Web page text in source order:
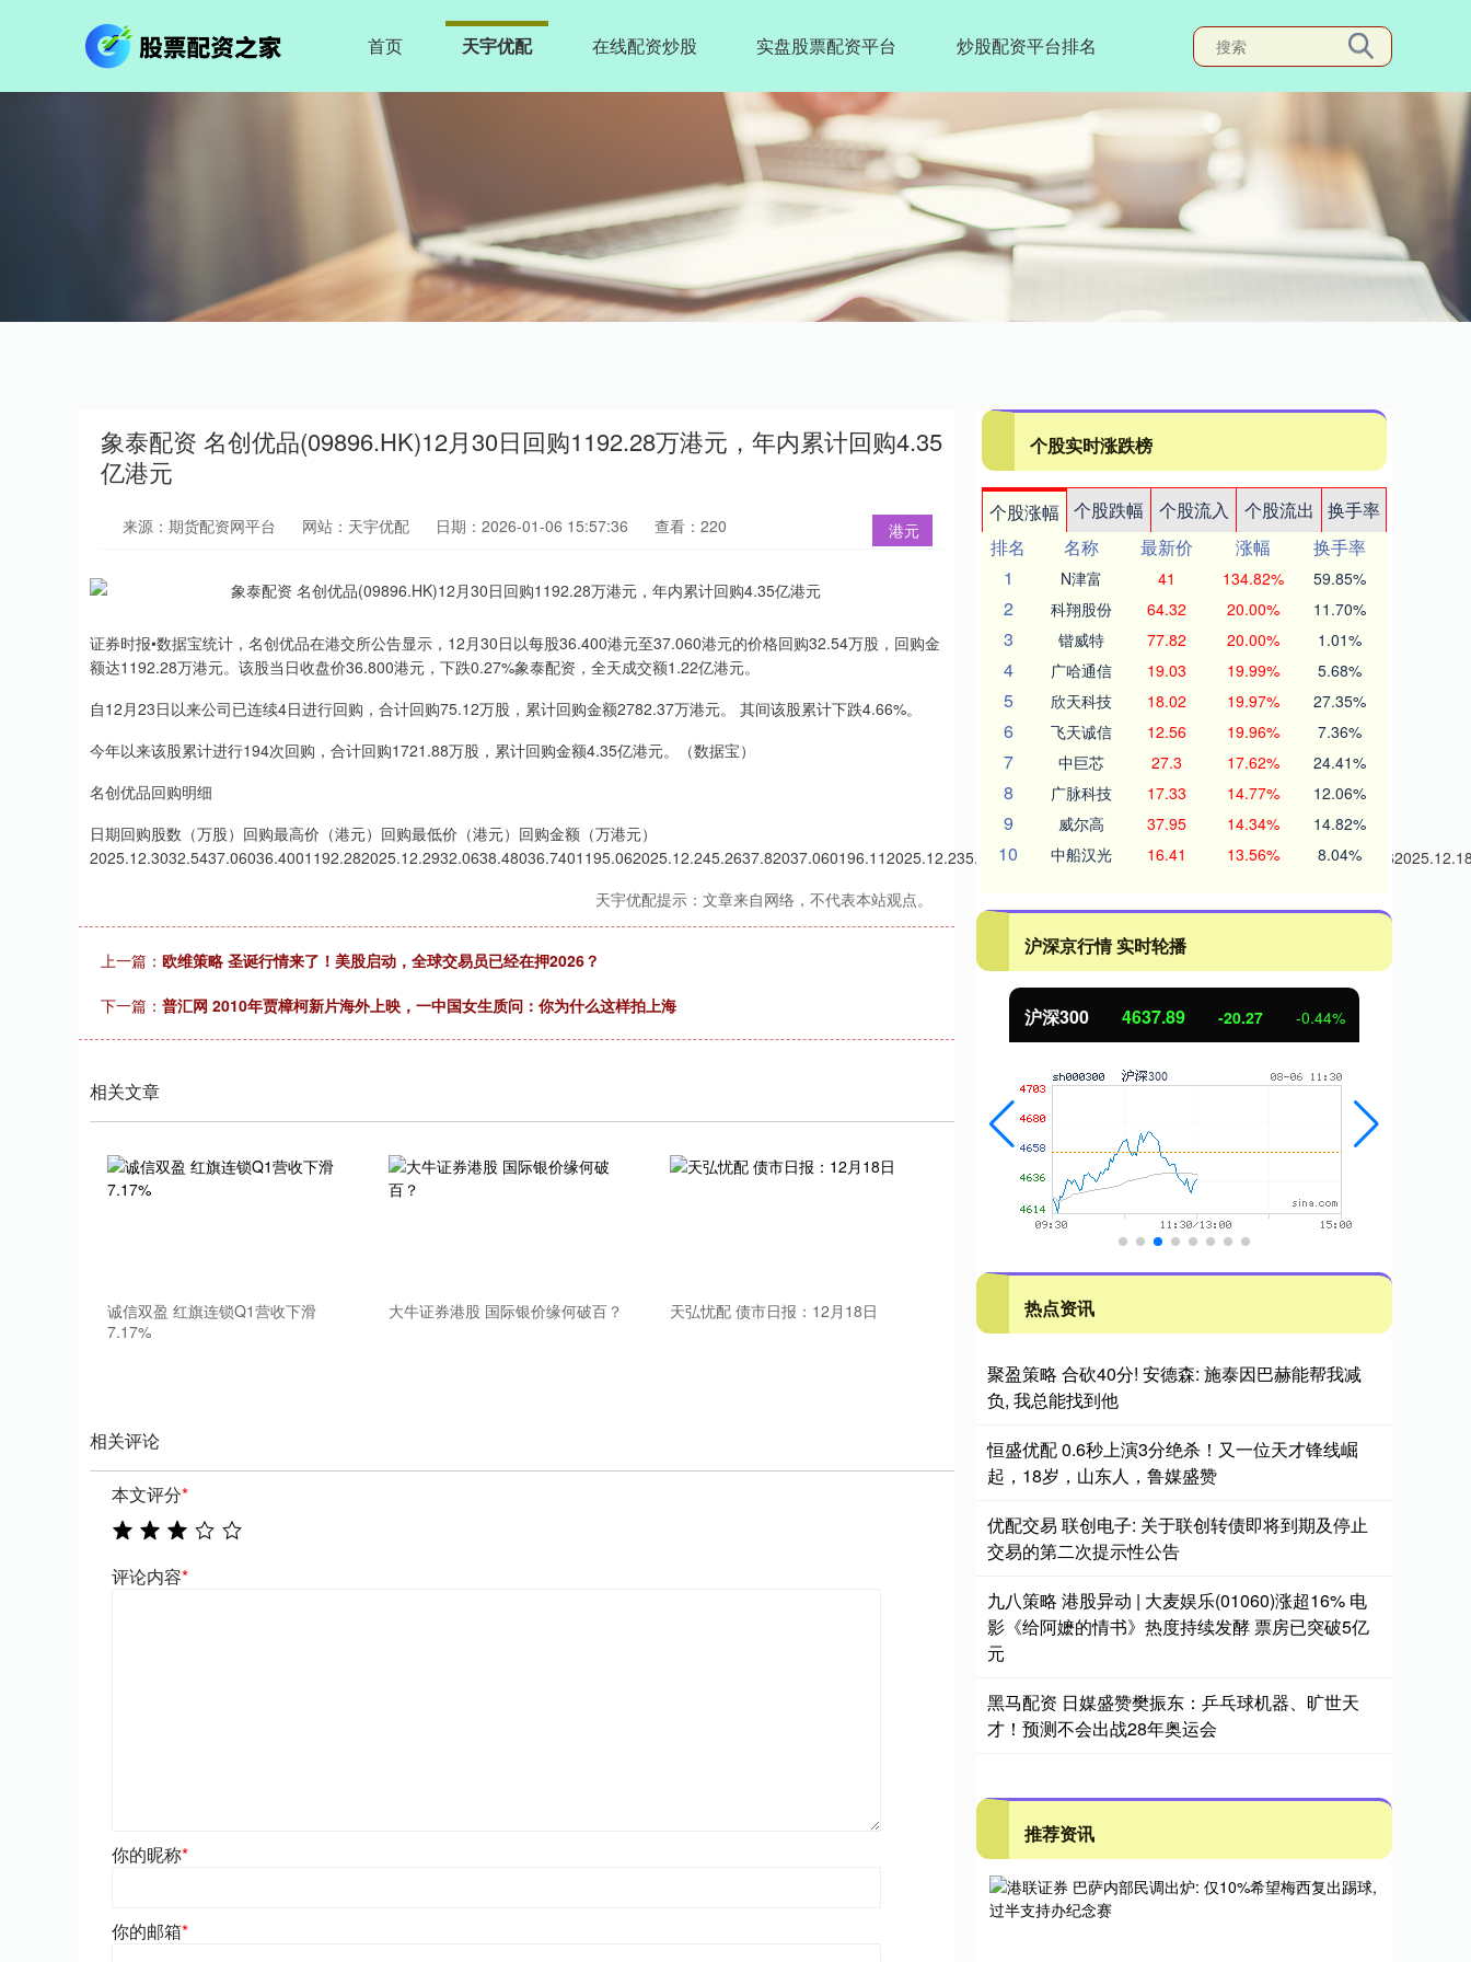
首页 天宇优配 在线配资炒股 实盘股票配资平台 炒股配资平台排名
象泰配资 名创优品(09896.HK)12月30日回购1192.28万港元，年内累计回购4.35
亿港元
港元
来源：期货配资网平台 网站：天宇优配 日期：2026-01-06 15:57:36 查看：220
证券时报•数据宝统计，名创优品在港交所公告显示，12月30日以每股36.400港元至37.060港元的价格回购32.54万股，回购金
额达1192.28万港元。该股当日收盘价36.800港元，下跌0.27%象泰配资，全天成交额1.22亿港元。
自12月23日以来公司已连续4日进行回购，合计回购75.12万股，累计回购金额2782.37万港元。 其间该股累计下跌4.66%。
今年以来该股累计进行194次回购，合计回购1721.88万股，累计回购金额4.35亿港元。（数据宝）
名创优品回购明细
日期回购股数（万股）回购最高价（港元）回购最低价（港元）回购金额（万港元）
天宇优配提示：文章来自网络，不代表本站观点。
上一篇： 欧维策略 圣诞行情来了！美股启动，全球交易员已经在押2026？
下一篇： 普汇网 2010年贾樟柯新片海外上映，一中国女生质问：你为什么这样拍上海
相关文章
诚信双盈 红旗连锁Q1营收下滑
7.17%
大牛证券港股 国际银价缘何破百？ 天弘忧配 债市日报：12月18日
相关评论
本文评分*
评论内容*
你的昵称*
你的邮箱*
个股实时涨跌榜
个股涨幅 个股跌幅 个股流入 个股流出
换手率
排名
名称 最新价 涨幅
换手率
1
N津富 41 134.82% 59.85%
2 科翔股份 64.32 20.00% 11.70%
3 锴威特 77.82 20.00% 1.01%
4 广哈通信 19.03 19.99% 5.68%
5 欣天科技 18.02 19.97% 27.35%
6 飞天诚信 12.56 19.96% 7.36%
7 中巨芯 27.3 17.62% 24.41%
8 广脉科技 17.33 14.77% 12.06%
9 威尔高 37.95 14.34% 14.82%
10 中船汉光 16.41 13.56% 8.04%
沪深京行情 实时轮播
深证成指 14070.78 -73.43 -0.52% 沪深300 北证50 1115.17 -4.29 -0.38%
热点资讯
聚盈策略 合砍40分! 安德森: 施泰因巴赫能帮我减
负, 我总能找到他
恒盛优配 0.6秒上演3分绝杀！又一位天才锋线崛
起，18岁，山东人，鲁媒盛赞
优配交易 联创电子: 关于联创转债即将到期及停止
交易的第二次提示性公告
九八策略 港股异动 | 大麦娱乐(01060)涨超16% 电
影《给阿嬷的情书》热度持续发酵 票房已突破5亿
元
黑马配资 日媒盛赞樊振东：乒乓球机器、旷世天
才！预测不会出战28年奥运会
推荐资讯